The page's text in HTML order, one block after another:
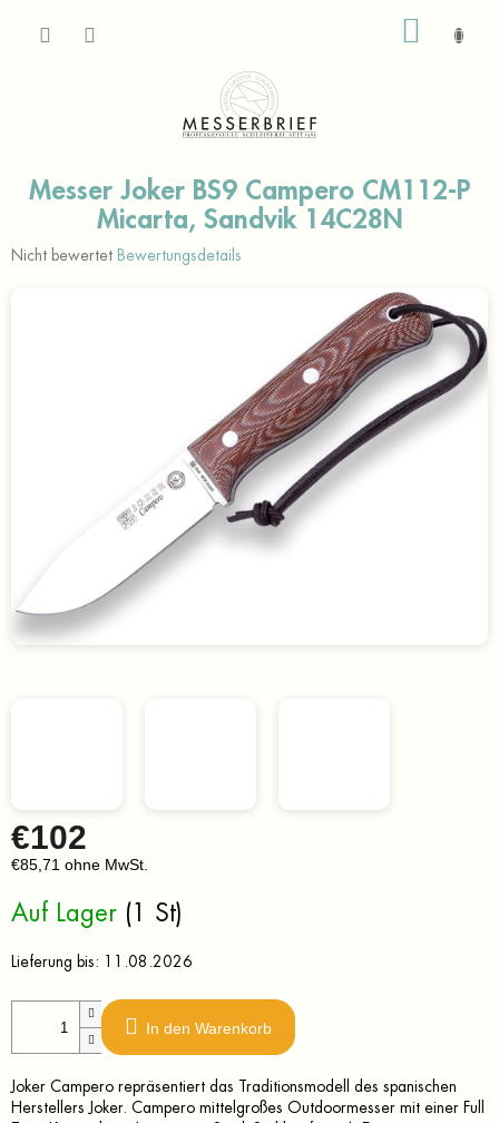
Messer Joker BS9 Campero CM112-P
Micarta, Sandvik 14C28N
Die
Nicht bewertet Bewertungsdetails
€102
€85,71 ohne MwSt.
Auf Lager (1 St)
Lieferung bis: 11.08.2026
In den Warenkorb
Joker Campero repräsentiert das Traditionsmodell des spanischen
Herstellers Joker. Campero mittelgroßes Outdoormesser mit einer Full